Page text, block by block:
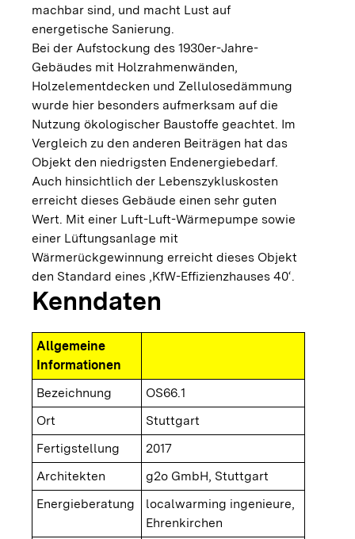
machbar sind, und macht Lust auf
energetische Sanierung.
Bei der Aufstockung des 1930er-Jahre-
Gebäudes mit Holzrahmenwänden,
Holzelementdecken und Zellulosedämmung
wurde hier besonders aufmerksam auf die
Nutzung ökologischer Baustoffe geachtet. Im
Vergleich zu den anderen Beiträgen hat das
Objekt den niedrigsten Endenergiebedarf.
Auch hinsichtlich der Lebenszykluskosten
erreicht dieses Gebäude einen sehr guten
Wert. Mit einer Luft-Luft-Wärmepumpe sowie
einer Lüftungsanlage mit
Wärmerückgewinnung erreicht dieses Objekt
den Standard eines ‚KfW-Effizienzhauses 40‘.
Kenndaten
Allgemeine
Informationen
Bezeichnung
OS66.1
Ort
Stuttgart
Fertigstellung
2017
Architekten
g2o GmbH, Stuttgart
Energieberatung
localwarming ingenieure,
Ehrenkirchen